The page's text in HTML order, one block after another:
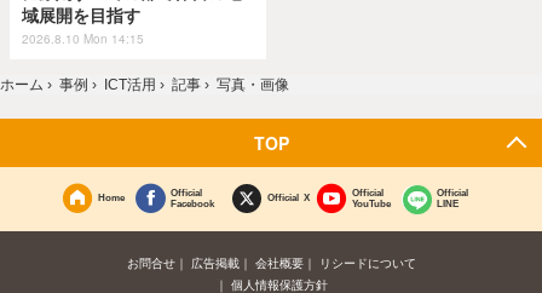
域展開を目指す
2026.8.10 Mon 14:15
ホーム › 事例 › ICT活用 › 記事 › 写真・画像
TOP
Home
Official
Facebook
Official X
Official
YouTube
Official
LINE
お問合せ 広告掲載 会社概要
リシードについて
個人情報保護方針